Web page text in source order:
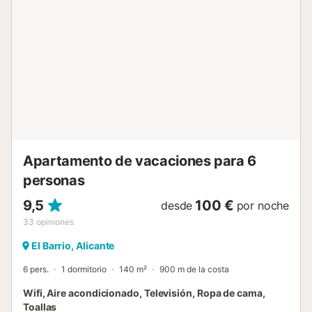
Apartamento de vacaciones para 6
personas
9,5
33 opiniones
desde 100 € por noche
El Barrio, Alicante
6 pers. 1 dormitorio 140 m² 900 m de la costa
Wifi, Aire acondicionado, Televisión, Ropa de cama,
Toallas